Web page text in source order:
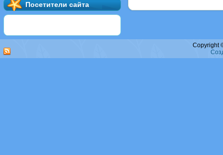
Посетители сайта
Copyright